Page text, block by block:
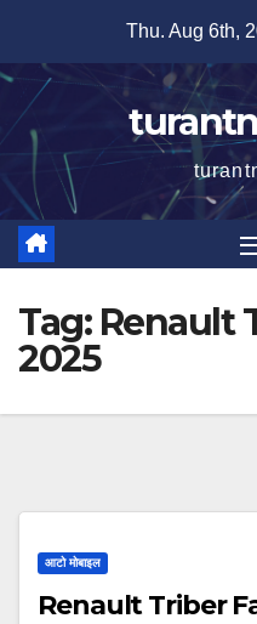
content
Thu. Aug 6th,
Tag: Renault
2025
आटो मोबाइल
Renault Triber